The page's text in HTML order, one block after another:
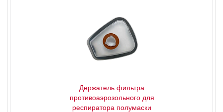
Держатель фильтра
противоаэрозольного для
респиратора полумаски